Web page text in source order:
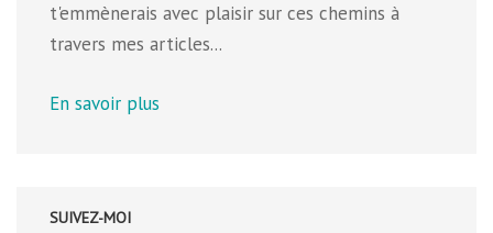
t'emmènerais avec plaisir sur ces chemins à
travers mes articles...
En savoir plus
SUIVEZ-MOI